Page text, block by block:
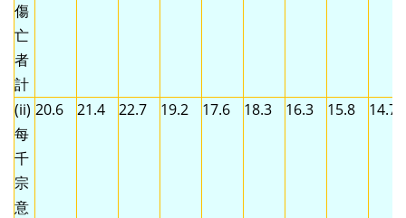
傷
亡
者
計
(ii)
每
千
宗
意
20.6 21.4 22.7 19.2 17.6 18.3 16.3 15.8 14.7